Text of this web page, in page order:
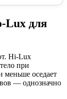
Lux для
Hi-Lux
при
меньше оседает
— однозначно